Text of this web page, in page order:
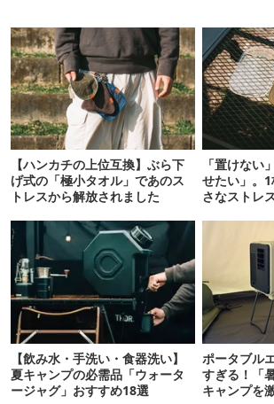
【ハンカチの上位互換】ぶら下
げ式の「極小タオル」であのス
トレスから解放されました
「置けない
せたい」。
さなストレ
【飲み水・手洗い・食器洗い】
夏キャンプの必需品「ウォータ
ージャグ」おすすめ18選
ポータブル
すぎる！「
キャンプを